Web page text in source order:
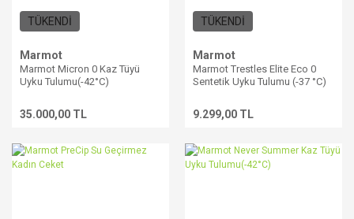
TÜKENDİ
Marmot
Marmot Micron 0 Kaz Tüyü
Uyku Tulumu(-42°C)
35.000,00 TL
TÜKENDİ
Marmot
Marmot Trestles Elite Eco 0
Sentetik Uyku Tulumu (-37 °C)
9.299,00 TL